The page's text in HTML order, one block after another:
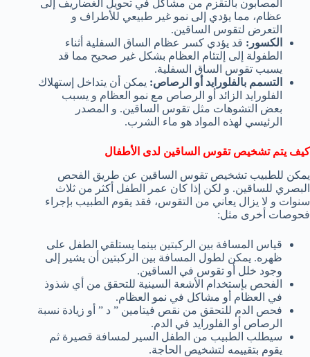
المصابون بالتقزم من مشاكل في تحويل الغضاريف إلى
عظام، مما يؤدي إلى نمو غير طبيعي للأطراف و
التعرض لتقوس الساقين.
الكسور: قد يؤدي كسر عظام الساق السفلية أثناء
الطفولة إلى إلتئام العظام بشكل غير صحيح مما قد
يسبب تقوس الساق السفلية.
التسمم بالفلورايد أو الرصاص: يمكن أن يتداخل إستهلاك
الفلورايد الزائد أو الرصاص مع نمو العظام و يسبب
بعض التشوهات مثل تقوس الساقين. و المصدر
الرئيسي لهذه المواد هو ماء الشرب.
كيف يتم تشخيص تقوس الساقين لدى الأطفال
يمكن للطبيب تشخيص تقوس الساقين عن طريق الفحص
البصري للساقين. و لكن إذا كان عمر الطفل أكثر من ثلاث
سنوات و لا يزال يعاني من التقوس، فقد يقوم الطبيب بإجراء
فحوصات أخرى مثل:
قياس المسافة بين الركبتين بينما يستلقي الطفل على
ظهره. يمكن لطول المسافة بين الركبتين أن يشير إلى
وجود خلل أو تقوس في الساقين.
الفحص بإستخدام الأشعة السينية للتحقق من أي شذوذ
في العظام أو مشاكل في نمو العظام.
فحص الدم للتحقق من نقص فيتامين ” د ” أو زيادة نسبة
الرصاص أو الفلورايد في الدم.
سيطلب الطبيب من الطفل السير لمسافة قصيرة ثم
يقوم بتقييمه لتشخيص الحاجة.